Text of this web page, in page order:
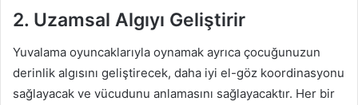
2. Uzamsal Algıyı Geliştirir
Yuvalama oyuncaklarıyla oynamak ayrıca çocuğunuzun
derinlik algısını geliştirecek, daha iyi el-göz koordinasyonu
sağlayacak ve vücudunu anlamasını sağlayacaktır. Her bir